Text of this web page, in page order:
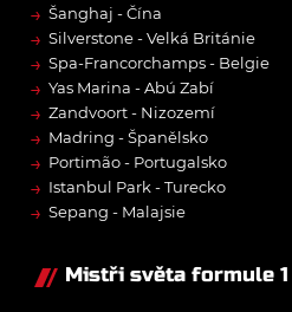
→ Šanghaj - Čína
→ Silverstone - Velká Británie
→ Spa-Francorchamps - Belgie
→ Yas Marina - Abú Zabí
→ Zandvoort - Nizozemí
→ Madring - Španělsko
→ Portimão - Portugalsko
→ Istanbul Park - Turecko
→ Sepang - Malajsie
Mistři světa formule 1